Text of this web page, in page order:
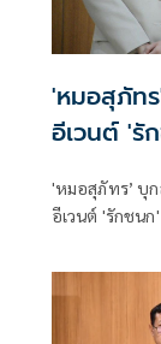
'หมอสุภัท
อีเวนต์ 'รั
'หมอสุภัทร’ บุก
อีเวนต์ 'รักชนก